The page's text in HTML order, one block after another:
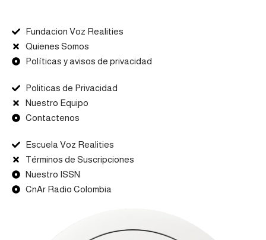
Fundacion Voz Realities
Quienes Somos
Políticas y avisos de privacidad
Politicas de Privacidad
Nuestro Equipo
Contactenos
Escuela Voz Realities
Términos de Suscripciones
Nuestro ISSN
CnAr Radio Colombia